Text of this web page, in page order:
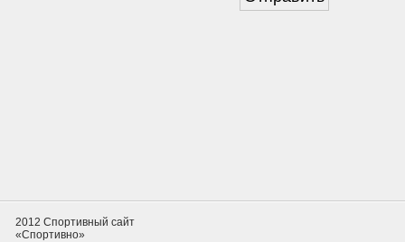
2012 Спортивный сайт
«Спортивно»